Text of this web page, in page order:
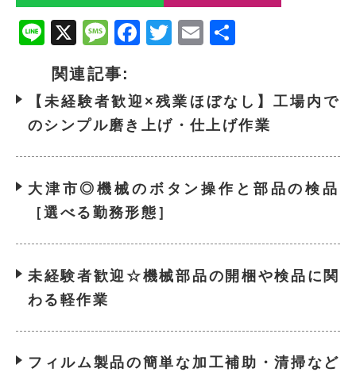
Line
X Message
Facebook
Twitter
Email
関連記事:
【未経験者歓迎×残業ほぼなし】工場内で
のシンプル磨き上げ・仕上げ作業
大津市◎機械のボタン操作と部品の検品
［選べる勤務形態］
未経験者歓迎☆機械部品の開梱や検品に関
わる軽作業
フィルム製品の簡単な加工補助・清掃など